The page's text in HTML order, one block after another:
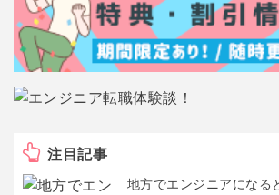
注目記事
地方でエンジニアになる